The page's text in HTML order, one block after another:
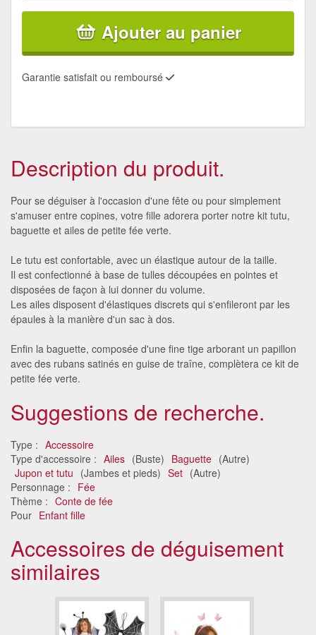
Ajouter au panier
Garantie satisfait ou remboursé
Description du produit.
Pour se déguiser à l'occasion d'une fête ou pour simplement
s'amuser entre copines, votre fille adorera porter notre kit tutu,
baguette et ailes de petite fée verte.
Le tutu est confortable, avec un élastique autour de la taille.
Il est confectionné à base de tulles découpées en pointes et
disposées de façon à lui donner du volume.
Les ailes disposent d'élastiques discrets qui s'enfileront par les
épaules à la manière d'un sac à dos.
Enfin la baguette, composée d'une fine tige arborant un papillon
avec des rubans satinés en guise de traîne, complètera ce kit de
petite fée verte.
Suggestions de recherche.
Type : Accessoire
Type d'accessoire : Ailes (Buste) Baguette (Autre)
Jupon et tutu (Jambes et pieds) Set (Autre)
Personnage : Fée
Thème : Conte de fée
Pour Enfant fille
Accessoires de déguisement
similaires